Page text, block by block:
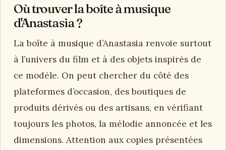
Où trouver la boîte à musique
d'Anastasia ?
La boîte à musique d’Anastasia renvoie surtout
à l’univers du film et à des objets inspirés de
ce modèle. On peut chercher du côté des
plateformes d’occasion, des boutiques de
produits dérivés ou des artisans, en vérifiant
toujours les photos, la mélodie annoncée et les
dimensions. Attention aux copies présentées